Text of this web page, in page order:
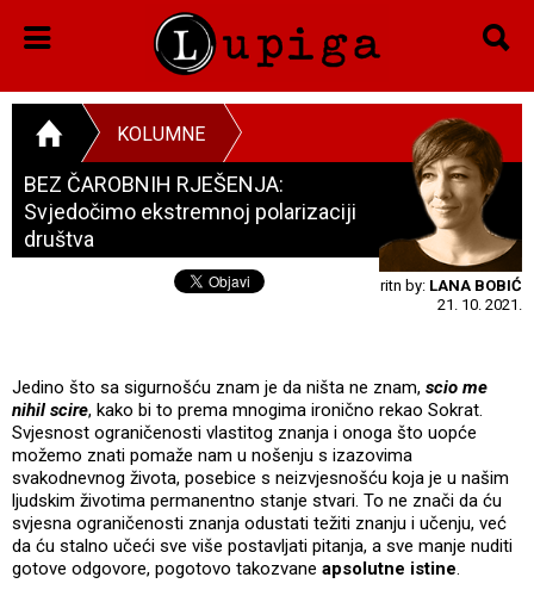
KOLUMNE
BEZ ČAROBNIH RJEŠENJA:
Svjedočimo ekstremnoj polarizaciji
društva
ritn by: LANA BOBIĆ
21. 10. 2021.
Jedino što sa sigurnošću znam je da ništa ne znam, scio me
nihil scire, kako bi to prema mnogima ironično rekao Sokrat.
Svjesnost ograničenosti vlastitog znanja i onoga što uopće
možemo znati pomaže nam u nošenju s izazovima
svakodnevnog života, posebice s neizvjesnošću koja je u našim
ljudskim životima permanentno stanje stvari. To ne znači da ću
svjesna ograničenosti znanja odustati težiti znanju i učenju, već
da ću stalno učeći sve više postavljati pitanja, a sve manje nuditi
gotove odgovore, pogotovo takozvane apsolutne istine.